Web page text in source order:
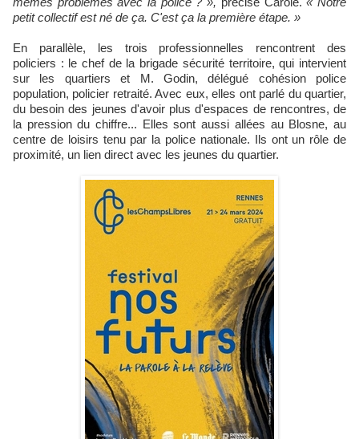
petit collectif est né de ça. C'est ça la première étape. »
En parallèle, les trois professionnelles rencontrent des
policiers : le chef de la brigade sécurité territoire, qui intervient
sur les quartiers et M. Godin, délégué cohésion police
population, policier retraité. Avec eux, elles ont parlé du quartier,
du besoin des jeunes d'avoir plus d'espaces de rencontres, de
la pression du chiffre... Elles sont aussi allées au Blosne, au
centre de loisirs tenu par la police nationale. Ils ont un rôle de
proximité, un lien direct avec les jeunes du quartier.